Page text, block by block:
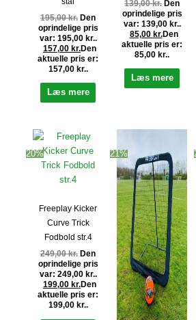
195,00kr. Den
oprindelige pris
var: 195,00 kr..
157,00 kr.Den
aktuelle pris er:
157,00 kr..
Læs mere
139,00kr. Den
oprindelige pris
var: 139,00 kr..
85,00 kr.Den
aktuelle pris er:
85,00 kr..
Læs mere
20%
Freeplay Kicker
Curve Trick
Fodbold str.4
249,00kr. Den
oprindelige pris
var: 249,00 kr..
199,00 kr.Den
aktuelle pris er:
199,00 kr..
21%